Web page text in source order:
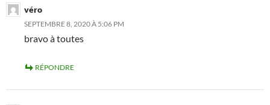
véro
SEPTEMBRE 8, 2020 À 5:06 PM
bravo à toutes
RÉPONDRE